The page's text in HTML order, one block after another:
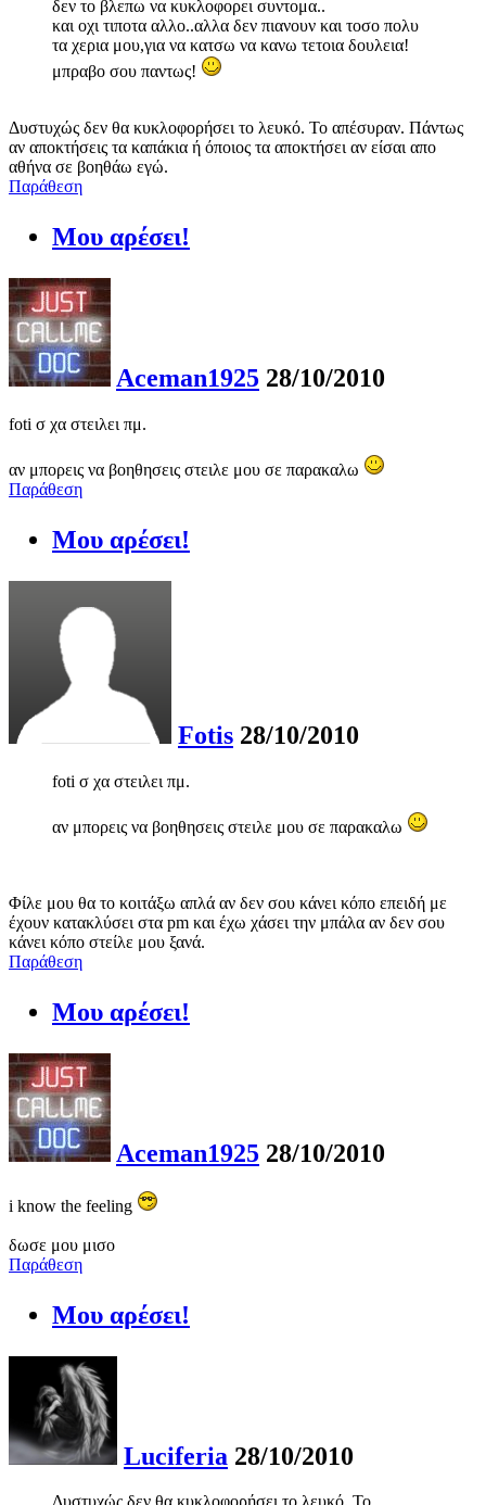
δεν το βλεπω να κυκλοφορει συντομα..
και οχι τιποτα αλλο..αλλα δεν πιανουν και τοσο πολυ
τα χερια μου,για να κατσω να κανω τετοια δουλεια!
μπραβο σου παντως!
Δυστυχώς δεν θα κυκλοφορήσει το λευκό. Το απέσυραν. Πάντως
αν αποκτήσεις τα καπάκια ή όποιος τα αποκτήσει αν είσαι απο
αθήνα σε βοηθάω εγώ.
Παράθεση
Μου αρέσει!
Aceman1925 28/10/2010
foti σ χα στειλει πμ.
αν μπορεις να βοηθησεις στειλε μου σε παρακαλω
Παράθεση
Μου αρέσει!
Fotis 28/10/2010
foti σ χα στειλει πμ.
αν μπορεις να βοηθησεις στειλε μου σε παρακαλω
Φίλε μου θα το κοιτάξω απλά αν δεν σου κάνει κόπο επειδή με
έχουν κατακλύσει στα pm και έχω χάσει την μπάλα αν δεν σου
κάνει κόπο στείλε μου ξανά.
Παράθεση
Μου αρέσει!
Aceman1925 28/10/2010
i know the feeling
δωσε μου μισο
Παράθεση
Μου αρέσει!
Luciferia 28/10/2010